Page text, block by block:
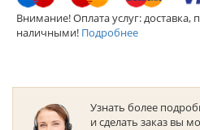
Внимание! Оплата услуг: доставка,
наличными! Подробнее
Узнать более
и сделать заказ вы